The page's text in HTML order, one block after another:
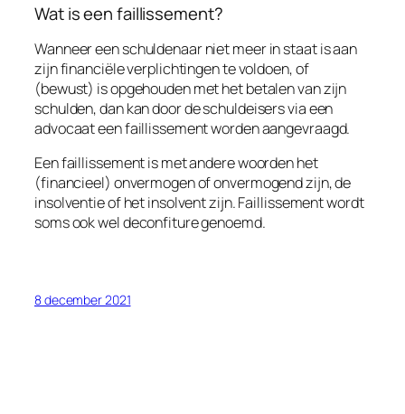
Wat is een faillissement?
Wanneer een schuldenaar niet meer in staat is aan
zijn financiële verplichtingen te voldoen, of
(bewust) is opgehouden met het betalen van zijn
schulden, dan kan door de schuldeisers via een
advocaat een faillissement worden aangevraagd.
Een faillissement is met andere woorden het
(financieel) onvermogen of onvermogend zijn, de
insolventie of het insolvent zijn. Faillissement wordt
soms ook wel deconfiture genoemd.
8 december 2021